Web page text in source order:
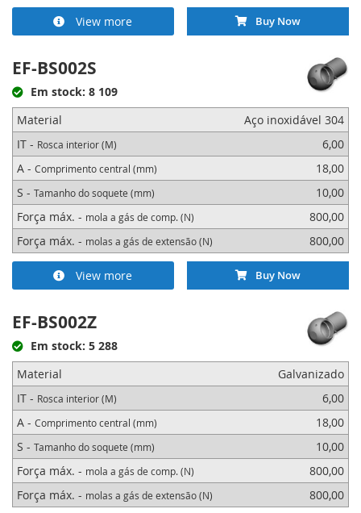
View more Buy Now
EF-BS002S
Em stock: 8 109
Material
Aço inoxidável 304
IT - Rosca interior (M)
6,00
A - Comprimento central (mm)
18,00
S - Tamanho do soquete (mm)
10,00
Força máx. - mola a gás de comp. (N)
800,00
Força máx. - molas a gás de extensão (N) 800,00
View more Buy Now
EF-BS002Z
Em stock: 5 288
Material
Galvanizado
IT - Rosca interior (M)
6,00
A - Comprimento central (mm)
18,00
S - Tamanho do soquete (mm)
10,00
Força máx. - mola a gás de comp. (N)
800,00
Força máx. - molas a gás de extensão (N) 800,00